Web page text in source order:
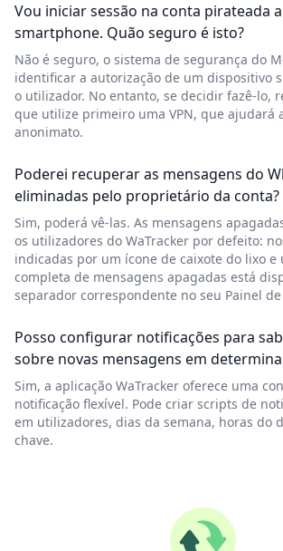
Vou iniciar sessão na conta pirateada
smartphone. Quão seguro é isto?
Não é seguro, o sistema de segurança do
identificar a autorização de um dispositivo
o utilizador. No entanto, se decidir fazê-lo,
que utilize primeiro uma VPN, que ajudará
anonimato.
Poderei recuperar as mensagens do
eliminadas pelo proprietário da conta?
Sim, poderá vê-las. As mensagens
os utilizadores do WaTracker por defeito:
indicadas por um ícone de caixote do lixo e
completa de mensagens apagadas está
separador correspondente no seu Painel
Posso configurar notificações para
sobre novas mensagens em
Sim, a aplicação WaTracker oferece uma
notificação flexível. Pode criar scripts de
em utilizadores, dias da semana, horas do
chave.